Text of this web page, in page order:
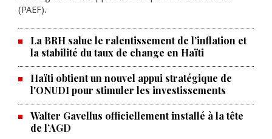
(PAEF).
La BRH salue le ralentissement de l’inflation et
la stabilité du taux de change en Haïti
Haïti obtient un nouvel appui stratégique de
l'ONUDI pour stimuler les investissements
Walter Gavellus officiellement installé à la tête
de l’AGD